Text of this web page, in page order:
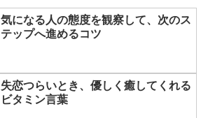
気になる人の態度を観察して、次のス
テップへ進めるコツ
失恋つらいとき、優しく癒してくれる
ビタミン言葉